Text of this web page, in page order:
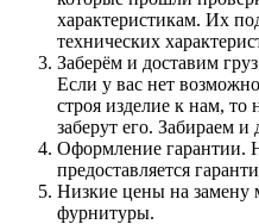
характеристикам. Их
технических
Заберём и доставим
Если у вас нет
строя изделие к нам,
заберут его. Забираем и
Оформление гарантии.
предоставляется
Низкие цены на замену
фурнитуры.